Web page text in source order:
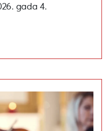
gada 4.